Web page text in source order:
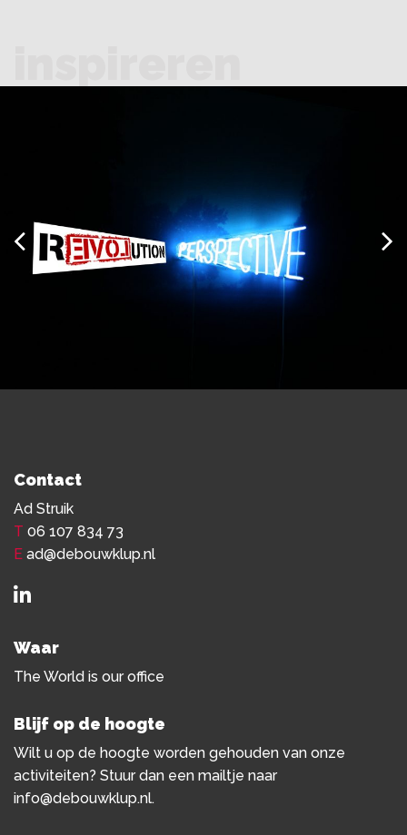
Contact
Ad Struik
T 06 107 834 73
E ad@debouwklup.nl
Waar
The World is our office
Blijf op de hoogte
Wilt u op de hoogte worden gehouden van onze
activiteiten? Stuur dan een mailtje naar
info@debouwklup.nl.